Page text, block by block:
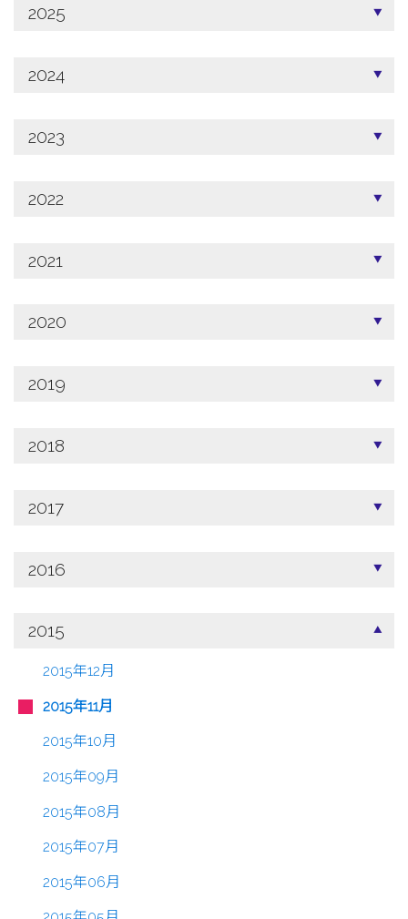
2025
2024
2023
2022
2021
2020
2019
2018
2017
2016
2015
2015年12月
2015年11月
2015年10月
2015年09月
2015年08月
2015年07月
2015年06月